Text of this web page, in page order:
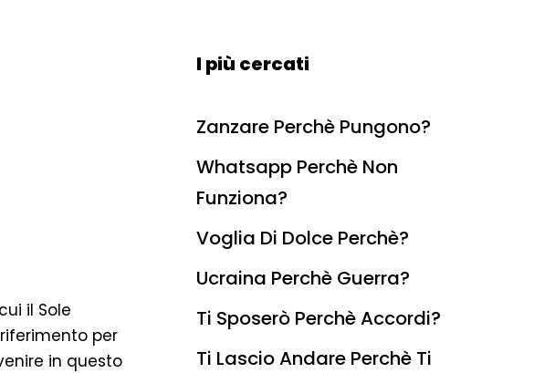
il Sole
per
in questo
I più cercati
Zanzare Perchè Pungono?
Whatsapp Perchè Non
Funziona?
Voglia Di Dolce Perchè?
Ucraina Perchè Guerra?
Ti Sposerò Perchè Accordi?
Ti Lascio Andare Perchè Ti